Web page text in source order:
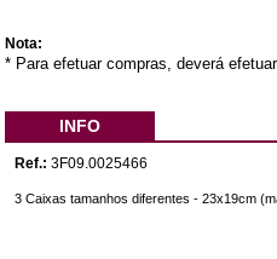
Nota:
* Para efetuar compras, deverá
INFO
Ref.: 3F09.0025466
3 Caixas tamanhos diferentes - 23x19cm